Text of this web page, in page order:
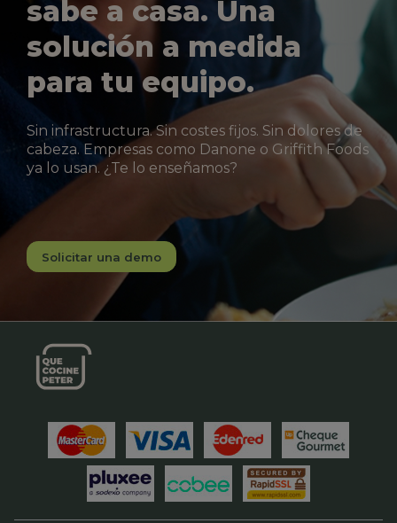
sabe a casa. Una
solución a medida
para tu equipo.
Sin infrastructura. Sin costes fijos. Sin dolores de
cabeza. Empresas como Danone o Griffith Foods
ya lo usan. ¿Te lo enseñamos?
Solicitar una demo